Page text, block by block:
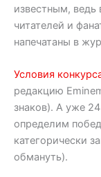
известным, ведь
читателей и
напечатаны в
Условия
редакцию
знаков). А уже
определим
категорически
обмануть).